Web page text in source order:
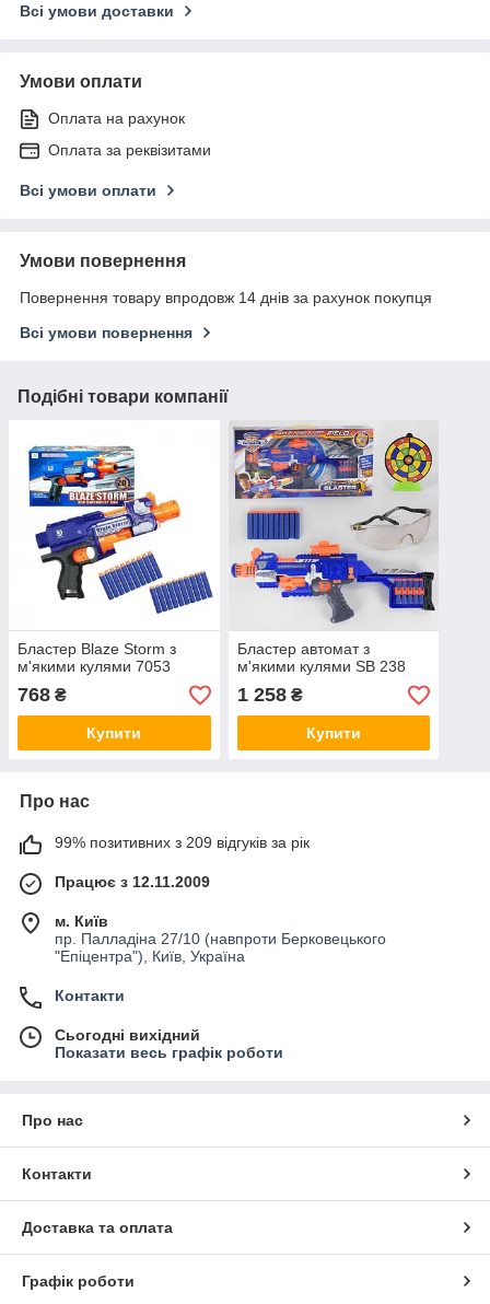
Всі умови доставки
Умови оплати
Оплата на рахунок
Оплата за реквізитами
Всі умови оплати
Умови повернення
Повернення товару впродовж 14 днів за рахунок покупця
Всі умови повернення
Подібні товари компанії
Бластер Blaze Storm з
м'якими кулями 7053
768 ₴
Купити
Бластер автомат з
м'якими кулями SB 238
1 258₴
Купити
Про нас
99% позитивних з 209 відгуків за рік
Працює з 12.11.2009
м. Київ
пр. Палладіна 27/10 (навпроти Берковецького
"Епіцентра"), Київ, Україна
Контакти
Сьогодні вихідний
Показати весь графік роботи
Про нас
Контакти
Доставка та оплата
Графік роботи